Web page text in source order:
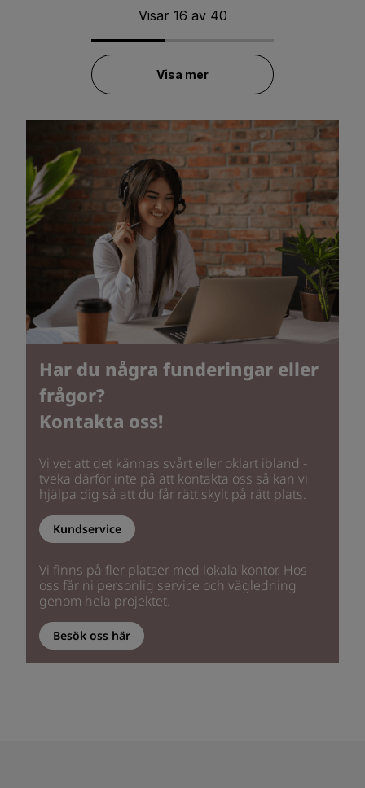
Visar 16 av 40
Visa mer
Har du några funderingar eller
frågor?
Kontakta oss!
Vi vet att det kännas svårt eller oklart ibland -
tveka därför inte på att kontakta oss så kan vi
hjälpa dig så att du får rätt skylt på rätt plats.
Kundservice
Vi finns på fler platser med lokala kontor. Hos
oss får ni personlig service och vägledning
genom hela projektet.
Besök oss här